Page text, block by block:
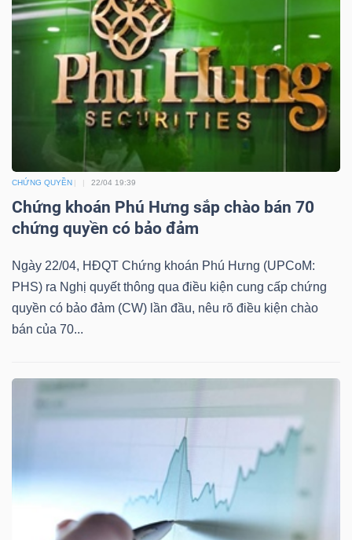
CHỨNG QUYỀN 22/04 19:39
Chứng khoán Phú Hưng sắp chào bán 70
chứng quyền có bảo đảm
Ngày 22/04, HĐQT Chứng khoán Phú Hưng (UPCoM:
PHS) ra Nghị quyết thông qua điều kiện cung cấp chứng
quyền có bảo đảm (CW) lần đầu, nêu rõ điều kiện chào
bán của 70...
YẾU
TIÊU
CHĂM
SÓC
SỨC
KHỎE